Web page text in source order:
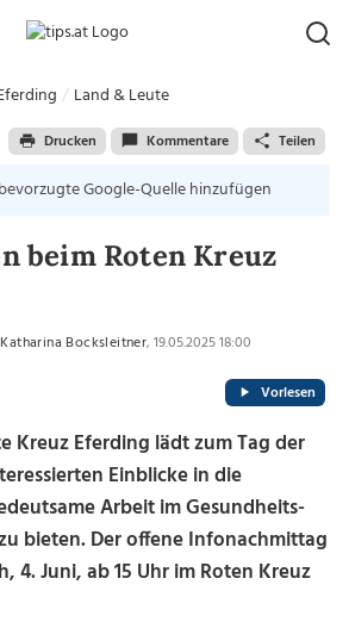
Land & Leute
Drucken Kommentare Teilen
Google-Quelle hinzufügen
beim Roten Kreuz
Katharina Bocksleitner, 19.05.2025 18:00
Vorlesen
Kreuz Eferding lädt zum Tag der
Einblicke in die
Arbeit im Gesundheits-
bieten. Der offene Infonachmittag
4. Juni, ab 15 Uhr im Roten Kreuz